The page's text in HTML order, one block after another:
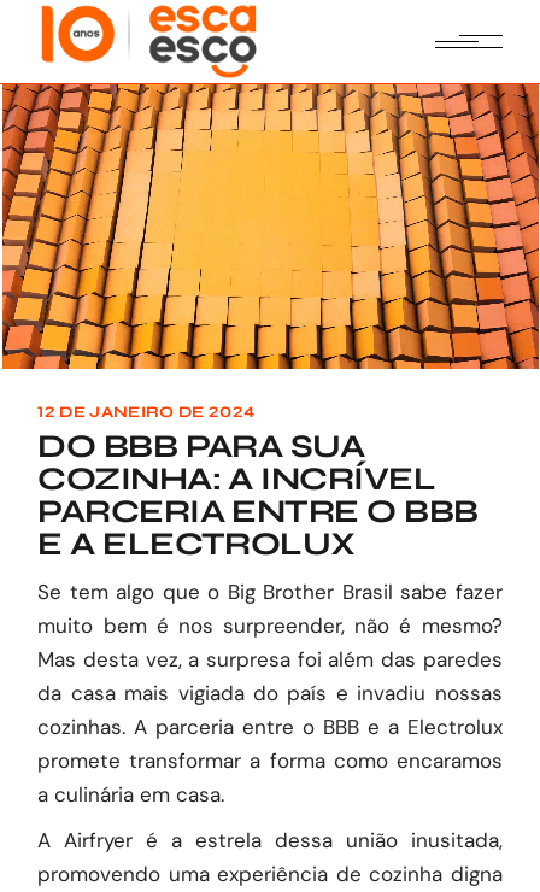
content
12 DE JANEIRO DE 2024
DO BBB PARA SUA
COZINHA: A INCRÍVEL
PARCERIA ENTRE O BBB
E A ELECTROLUX
Se tem algo que o Big Brother Brasil sabe fazer
muito bem é nos surpreender, não é mesmo?
Mas desta vez, a surpresa foi além das paredes
da casa mais vigiada do país e invadiu nossas
cozinhas. A parceria entre o BBB e a Electrolux
promete transformar a forma como encaramos
a culinária em casa.
A Airfryer é a estrela dessa união inusitada,
promovendo uma experiência de cozinha digna